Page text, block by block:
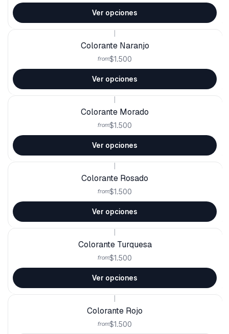
Ver opciones
Colorante Naranjo
from$1.500
Ver opciones
Colorante Morado
from$1.500
Ver opciones
Colorante Rosado
from$1.500
Ver opciones
Colorante Turquesa
from$1.500
Ver opciones
Colorante Rojo
from$1.500